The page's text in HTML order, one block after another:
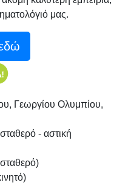
μας.
Γεωργίου Ολυμπίου,
- αστική